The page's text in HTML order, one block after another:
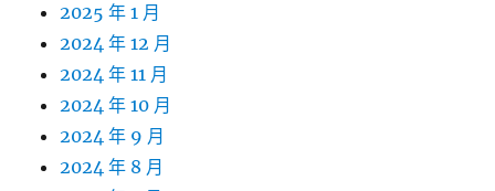
2025 年 1 月
2024 年 12 月
2024 年 11 月
2024 年 10 月
2024 年 9 月
2024 年 8 月